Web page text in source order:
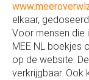
elkaar,
Voor mensen die
MEE NL boekjes
op de website.
verkrijgbaar. Ook